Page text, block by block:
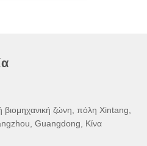
βιομηχανική ζώνη, πόλη Xintang,
Guangdong, Κίνα